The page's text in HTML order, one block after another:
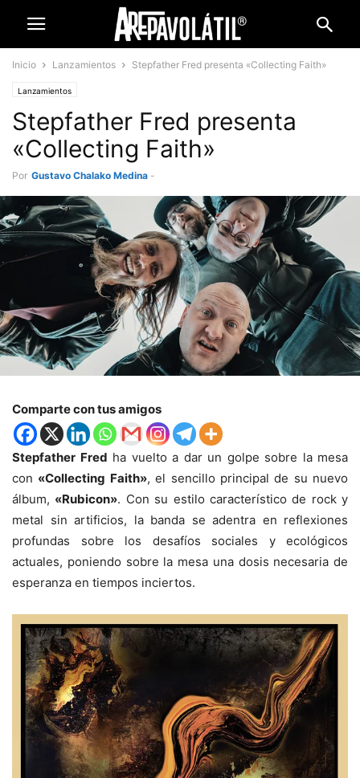
Inicio Lanzamientos Stepfather Fred presenta «Collecting Faith»
Lanzamientos
Stepfather Fred presenta
«Collecting Faith»
Por Gustavo Chalako Medina -
Comparte con tus amigos
Stepfather Fred ha vuelto a dar un golpe sobre la mesa
con «Collecting Faith», el sencillo principal de su nuevo
álbum, «Rubicon». Con su estilo característico de rock y
metal sin artificios, la banda se adentra en reflexiones
profundas sobre los desafíos sociales y ecológicos
actuales, poniendo sobre la mesa una dosis necesaria de
esperanza en tiempos inciertos.